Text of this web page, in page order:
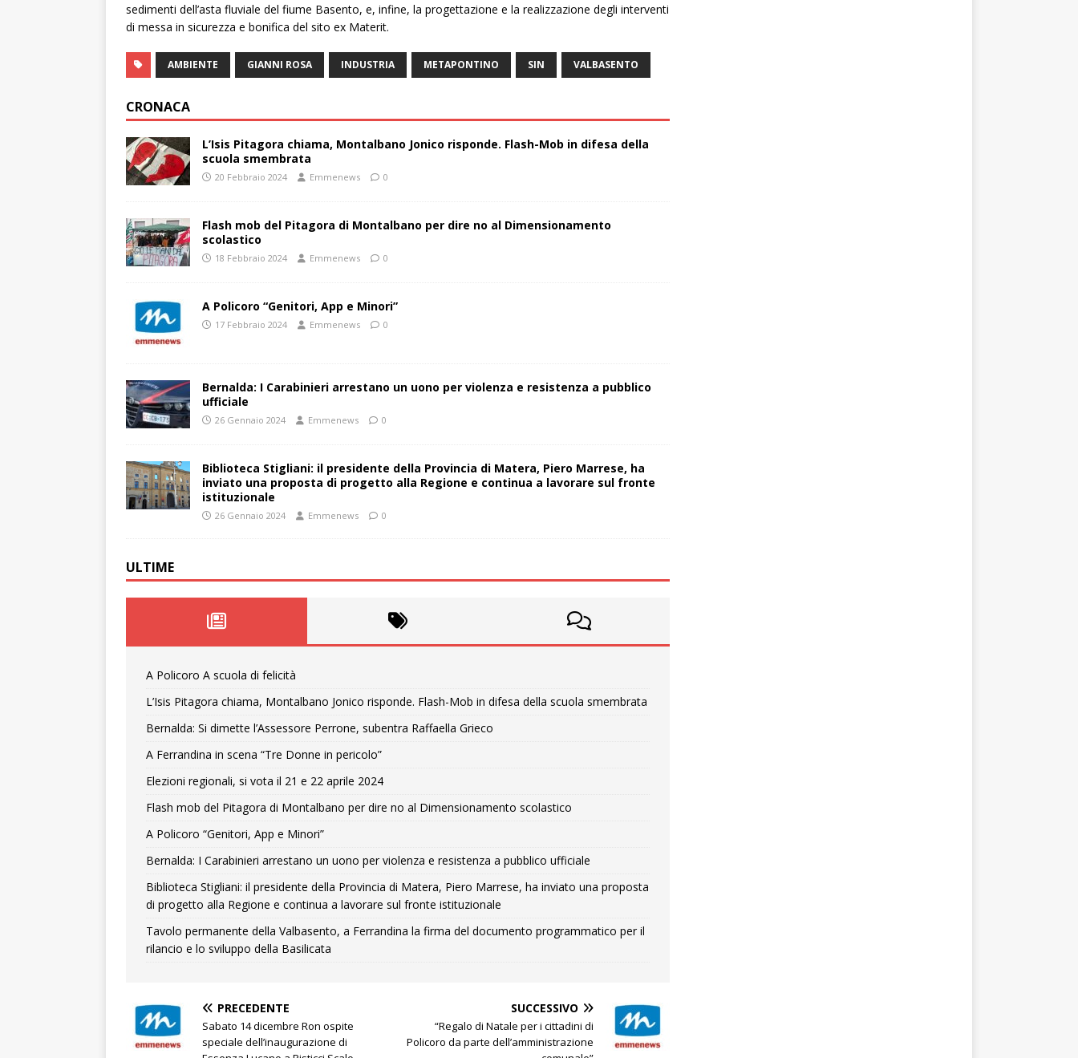
sedimenti dell’asta fluviale del fiume Basento, e, infine, la progettazione e la realizzazione degli interventi
di messa in sicurezza e bonifica del sito ex Materit.
AMBIENTE GIANNI ROSA INDUSTRIA METAPONTINO SIN VALBASENTO
CRONACA
L’Isis Pitagora chiama, Montalbano Jonico risponde. Flash-Mob in difesa della
scuola smembrata
20 Febbraio 2024 Emmenews 0
Flash mob del Pitagora di Montalbano per dire no al Dimensionamento
scolastico
18 Febbraio 2024 Emmenews 0
A Policoro “Genitori, App e Minori”
17 Febbraio 2024 Emmenews 0
Bernalda: I Carabinieri arrestano un uono per violenza e resistenza a pubblico
ufficiale
26 Gennaio 2024 Emmenews 0
Biblioteca Stigliani: il presidente della Provincia di Matera, Piero Marrese, ha
inviato una proposta di progetto alla Regione e continua a lavorare sul fronte
istituzionale
26 Gennaio 2024 Emmenews 0
ULTIME
A Policoro A scuola di felicità
L’Isis Pitagora chiama, Montalbano Jonico risponde. Flash-Mob in difesa della scuola smembrata
Bernalda: Si dimette l’Assessore Perrone, subentra Raffaella Grieco
A Ferrandina in scena “Tre Donne in pericolo”
Elezioni regionali, si vota il 21 e 22 aprile 2024
Flash mob del Pitagora di Montalbano per dire no al Dimensionamento scolastico
A Policoro “Genitori, App e Minori”
Bernalda: I Carabinieri arrestano un uono per violenza e resistenza a pubblico ufficiale
Biblioteca Stigliani: il presidente della Provincia di Matera, Piero Marrese, ha inviato una proposta
di progetto alla Regione e continua a lavorare sul fronte istituzionale
Tavolo permanente della Valbasento, a Ferrandina la firma del documento programmatico per il
rilancio e lo sviluppo della Basilicata
PRECEDENTE
Sabato 14 dicembre Ron ospite
speciale dell’inaugurazione di
SUCCESSIVO
“Regalo di Natale per i cittadini di
Policoro da parte dell’amministrazione